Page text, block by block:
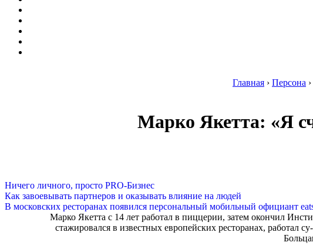
Главная › Персона ›
Марко Якетта: «Я
Ничего личного, просто PRO-Бизнес
Как завоевывать партнеров и оказывать влияние на людей
В московских ресторанах появился персональный мобильный официант
Марко Якетта с 14 лет работал в пиццерии, затем окончил
стажировался в известных европейских ресторанах, работал